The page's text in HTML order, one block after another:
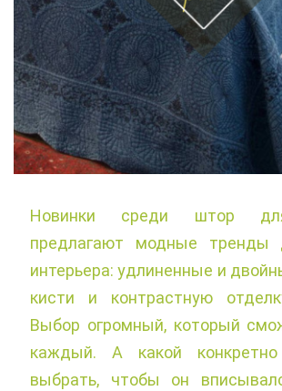
Новинки среди штор
предлагают модные тренды
интерьера: удлиненные и
кисти и контрастную
Выбор огромный, который
каждый. А какой
выбрать, чтобы он